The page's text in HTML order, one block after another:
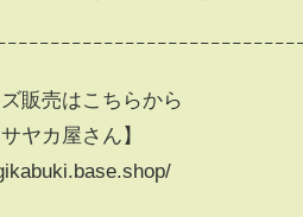
ｰｰｰｰｰｰｰｰｰｰｰｰｰｰｰｰｰｰｰｰｰｰｰｰｰｰｰ
販売はこちらから
ヤカ屋さん】